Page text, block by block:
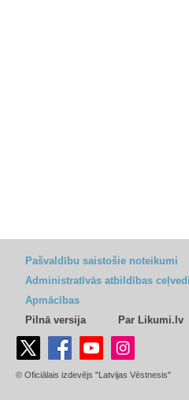
Pašvaldību saistošie noteikumi
Administratīvās atbildības
Apmācības
Pilnā versija
Par Likumi.lv
© Oficiālais izdevējs "Latvijas Vēstnesis"